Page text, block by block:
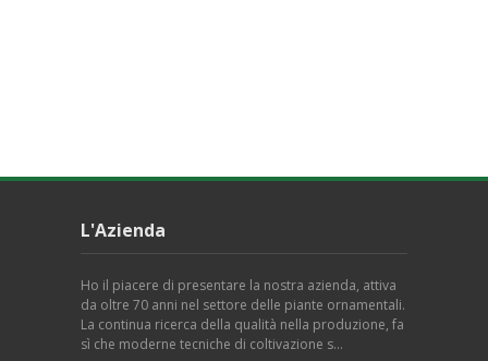
L'Azienda
Ho il piacere di presentare la nostra azienda, attiva
da oltre 70 anni nel settore delle piante ornamentali.
La continua ricerca della qualità nella produzione, fa
sì che moderne tecniche di coltivazione s…